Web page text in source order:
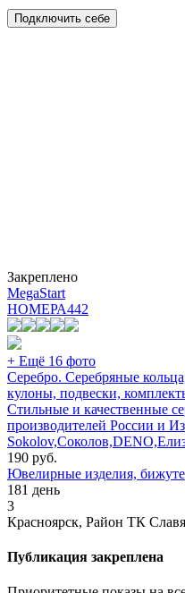
Подключить себе
Закреплено
MegaStart
НОМЕРА442
+ Ещё 16 фото
Серебро. Серебряные
кулоны, подвески,
Стильные и качественные
производителей России и
190 руб.
Ювелирные изделия,
181 день
3
Красноярск, Район ТК
Публикация закреплена